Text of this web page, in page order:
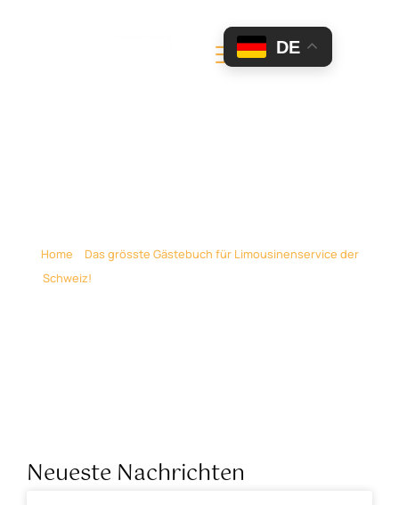
Home
Das grösste Gästebuch für Limousinenservice der
Schweiz!
Neueste Nachrichten
DE